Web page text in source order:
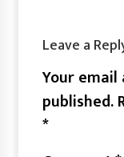
Leave a
Your
published.
*